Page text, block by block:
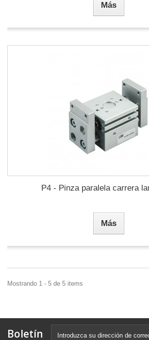
Más
P4 - Pinza paralela carrera
Más
Mostrando 1 - 5 de 5 items
Boletín